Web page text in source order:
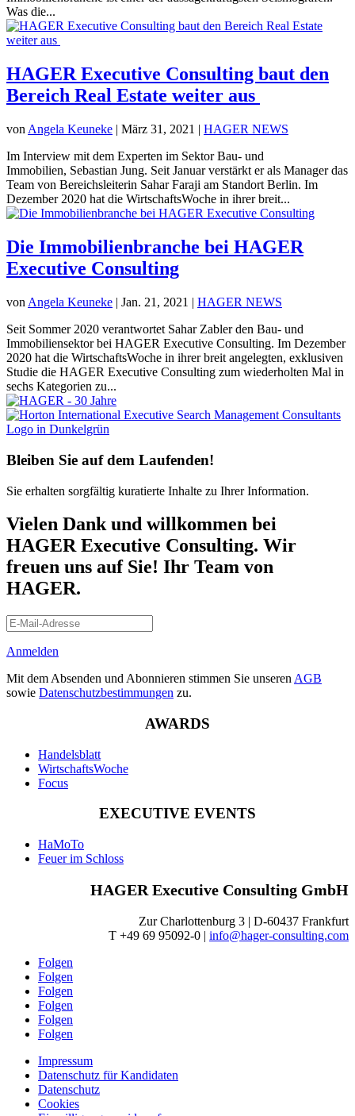
Was die...
HAGER Executive Consulting baut den
Bereich Real Estate weiter aus
von Angela Keuneke | März 31, 2021 | HAGER NEWS
Im Interview mit dem Experten im Sektor Bau- und
Immobilien, Sebastian Jung. Seit Januar verstärkt er als Manager das
Team von Bereichsleiterin Sahar Faraji am Standort Berlin. Im
Dezember 2020 hat die WirtschaftsWoche in ihrer breit...
Die Immobilienbranche bei HAGER
Executive Consulting
von Angela Keuneke | Jan. 21, 2021 | HAGER NEWS
Seit Sommer 2020 verantwortet Sahar Zabler den Bau- und
Immobiliensektor bei HAGER Executive Consulting. Im Dezember
2020 hat die WirtschaftsWoche in ihrer breit angelegten, exklusiven
Studie die HAGER Executive Consulting zum wiederholten Mal in
sechs Kategorien zu...
Bleiben Sie auf dem Laufenden!
Sie erhalten sorgfältig kuratierte Inhalte zu Ihrer Information.
Vielen Dank und willkommen bei
HAGER Executive Consulting. Wir
freuen uns auf Sie! Ihr Team von
HAGER.
Anmelden
Mit dem Absenden und Abonnieren stimmen Sie unseren AGB
sowie Datenschutzbestimmungen zu.
AWARDS
Handelsblatt
WirtschaftsWoche
Focus
EXECUTIVE EVENTS
HaMoTo
Feuer im Schloss
HAGER Executive Consulting GmbH
Zur Charlottenburg 3 | D-60437 Frankfurt
T +49 69 95092-0 | info@hager-consulting.com
Folgen
Folgen
Folgen
Folgen
Folgen
Folgen
Impressum
Datenschutz für Kandidaten
Datenschutz
Cookies